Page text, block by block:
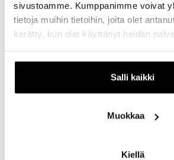
sivustoamme. Kumppanimme voivat
tietoja muihin tietoihin, joita olet
kerätty, kun olet käyttänyt heidän
Salli kaikki
Muokkaa
Kiellä
Tuotteitamme ovat mm. älykkäät
websivustot, videovalvonta,
huolto, jätehuollon digitaalinen erien
sekä tunnistimin varustetut
tuotteiden jälleenmyynti.
sopimalla tapaamisajan puhelimella.